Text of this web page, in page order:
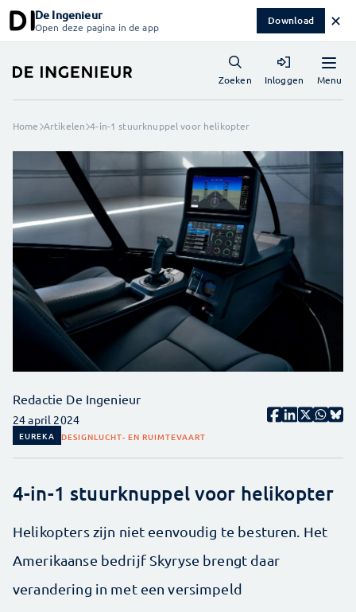
De Ingenieur
Open deze pagina in de app Download ✕
Menu
Zoeken Inloggen
Home Artikelen 4-in-1 stuurknuppel voor helikopter
Redactie De Ingenieur
24 april 2024
EUREKA DESIGNLUCHT- EN RUIMTEVAART
4-in-1 stuurknuppel voor helikopter
Helikopters zijn niet eenvoudig te besturen. Het
Amerikaanse bedrijf Skyryse brengt daar
verandering in met een versimpeld